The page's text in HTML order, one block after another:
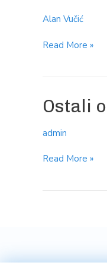
Alan Vučić
Read More »
Ostali
admin
Ostali
objekti
Read More »